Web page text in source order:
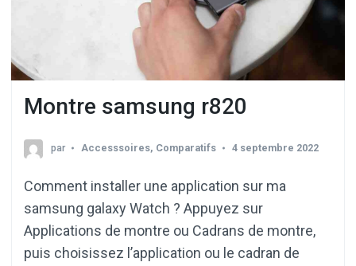
Montre samsung r820
par Accesssoires, Comparatifs 4 septembre 2022
Comment installer une application sur ma
samsung galaxy Watch ? Appuyez sur
Applications de montre ou Cadrans de montre,
puis choisissez l’application ou le cadran de